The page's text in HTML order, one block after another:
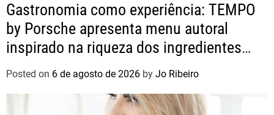
Gastronomia como experiência: TEMPO
by Porsche apresenta menu autoral
inspirado na riqueza dos ingredientes
brasileiros
Posted on 6 de agosto de 2026 by Jo Ribeiro